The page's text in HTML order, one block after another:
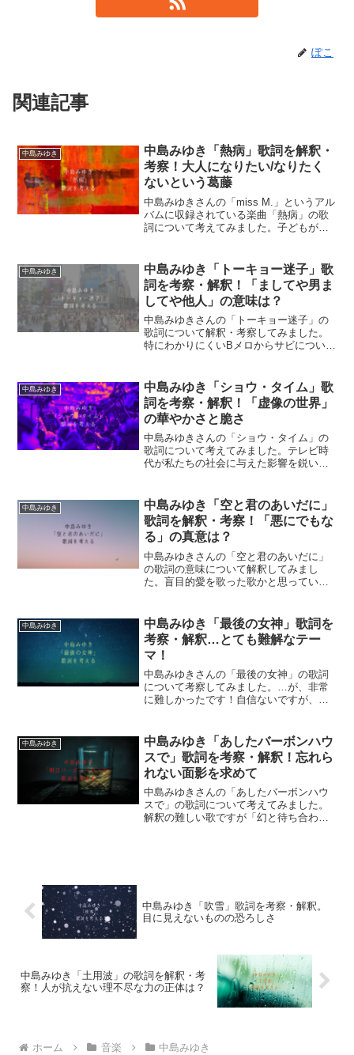
ぽこ
関連記事
中島みゆき
中島みゆき「熱病」歌詞を解釈・
考察！大人になりたい/なりたく
ないという葛藤
中島みゆきさんの「miss M.」というアル
バムに収録されている楽曲「熱病」の歌
詞について考えてみました。子どもが大
中島みゆき
中島みゆき「トーキョー迷子」歌
詞を考察・解釈！「ましてや男ま
してや他人」の意味は？
中島みゆきさんの「トーキョー迷子」の
歌詞について解釈・考察してみました。
特にわかりにくいBメロからサビについて
中島みゆき
中島みゆき「ショウ・タイム」歌
詞を考察・解釈！「虚像の世界」
の華やかさと脆さ
中島みゆきさんの「ショウ・タイム」の
歌詞について考えてみました。テレビ時
代が私たちの社会に与えた影響を鋭い視
中島みゆき
中島みゆき「空と君のあいだに」
歌詞を解釈・考察！「悪にでもな
る」の真意は？
中島みゆきさんの「空と君のあいだに」
の歌詞の意味について解釈してみまし
た。盲目的愛を歌った歌かと思っていま
中島みゆき
中島みゆき「最後の女神」歌詞を
考察・解釈…とても難解なテー
マ！
中島みゆきさんの「最後の女神」の歌詞
について考察してみました。…が、非常
に難しかったです！自信ないですが、と
中島みゆき
中島みゆき「あしたバーボンハウ
スで」歌詞を考察・解釈！忘れら
れない面影を求めて
中島みゆきさんの「あしたバーボンハウ
スで」の歌詞について考えてみました。
解釈の難しい歌ですが「幻と待ち合わ
中島みゆき「吹雪」歌詞を考察・解釈。
目に見えないものの恐ろしさ
中島みゆき「土用波」の歌詞を解釈・考
察！人が抗えない理不尽な力の正体は？
ホーム 音楽 中島みゆき